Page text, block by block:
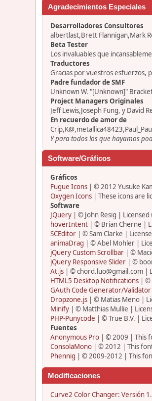
Agradecimientos Especiales
Desarrolladores Consultores
albertlast,Brett Flannigan,Mark
Beta Tester
Los invaluables que
Traductores
Gracias por vuestros esfuerzos,
Padre fundador de SMF
Unknown W. "[Unknown]"
Project Managers Originales
Jeff Lewis,Joseph Fung, y David
En recuerdo de amor de
Y para todos los que hayamos
Software/Gráficos
Gráficos
Fugue Icons | © 2012 Yusuke
Oxygen Icons | These icons are
Software
JQuery | © John Resig |
hoverIntent | © Brian Cherne |
SCEditor | © Sam Clarke |
animaDrag | © Abel Mohler |
jQuery Custom Scrollbar | ©
jQuery Responsive Slider | ©
At.js | © chord.luo@gmail.com |
HTML5 Desktop Notifications | ©
GAuth Code Generator/Validator
Dropzone.js | © Matias Meno |
Minify | © Matthias Mullie |
PHP-Punycode | © True B.V. |
Fuentes
Anonymous Pro | © 2009 | This
ConsolaMono | © 2012 | This
Phennig | © 2009-2012 | This
Modificaciones
Curve2 Color Changer: Versión